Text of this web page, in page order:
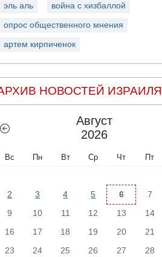
эль аль война с хизбаллой
опрос общественного мнения
артем кирпиченок
НОВОСТЕЙ ИЗРАИЛЯ
Август
2026
Вс Пн Вт Ср Чт Пт
2
3 4 5 6 7
9
10 11 12 13 14
16
17 18 19 20 21
23
24 25 26 27 28